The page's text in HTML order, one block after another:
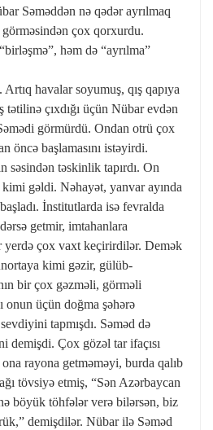
Səməddən nə qədər ayrılmaq
görməsindən çox qorxurdu.
həm də “ayrılma”
havalar soyumuş, qış qapıya
çıxdığı üçün Nübar evdən
görmürdü. Ondan otrü çox
öncə başlamasını istəyirdi.
səsindən təskinlik tapırdı. On
gəldi. Nəhayət, yanvar ayında
İnstitutlarda isə fevralda
getmir, imtahanlara
yerdə çox vaxt keçirirdilər. Demək
kimi gəzir, gülüb-
bir çox gəzməli, görməli
onun üçün doğma şəhərə
tapmışdı. Səməd də
demişdi. Çox gözəl tar ifaçısı
rayona getməməyi, burda qalıb
tövsiyə etmiş, “Sən Azərbaycan
böyük töhfələr verə bilərsən, biz
demişdilər. Nübar ilə Səməd